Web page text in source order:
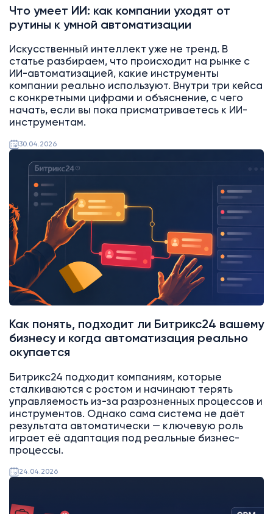
Что умеет ИИ: как компании уходят от
рутины к умной автоматизации
Искусственный интеллект уже не тренд. В
статье разбираем, что происходит на рынке с
ИИ-автоматизацией, какие инструменты
компании реально используют. Внутри три кейса
с конкретными цифрами и объяснение, с чего
начать, если вы пока присматриваетесь к ИИ-
инструментам.
30.04.2026
Битрикс24
Как понять, подходит ли Битрикс24 вашему
бизнесу и когда автоматизация реально
окупается
Битрикс24 подходит компаниям, которые
сталкиваются с ростом и начинают терять
управляемость из-за разрозненных процессов и
инструментов. Однако сама система не даёт
результата автоматически — ключевую роль
играет её адаптация под реальные бизнес-
процессы.
24.04.2026
Битрикс24